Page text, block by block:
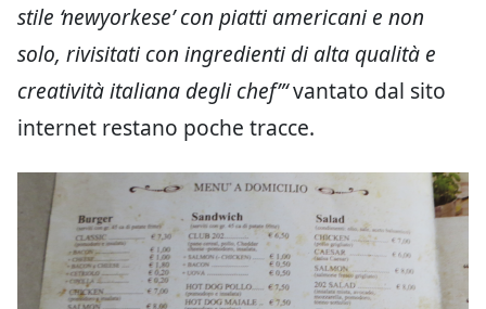
stile ‘newyorkese’ con piatti americani e non
solo, rivisitati con ingredienti di alta qualità e
creatività italiana degli chef”‘vantato dal sito
internet restano poche tracce.